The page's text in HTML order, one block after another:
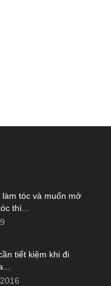
tóc và muốn mở
thì...
tiết kiệm khi đi